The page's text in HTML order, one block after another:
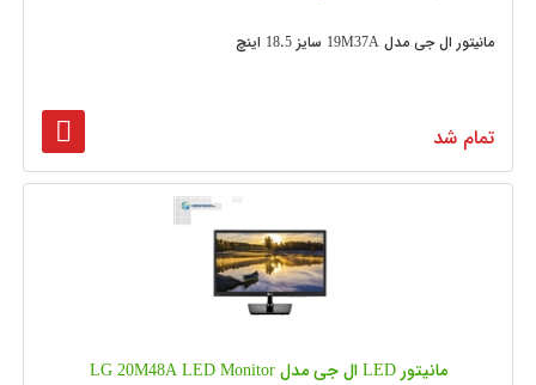
مانیتور ال جی مدل 19M37A سایز 18.5 اینچ
تمام شد
مانیتور LED ال جی مدل LG 20M48A LED Monitor